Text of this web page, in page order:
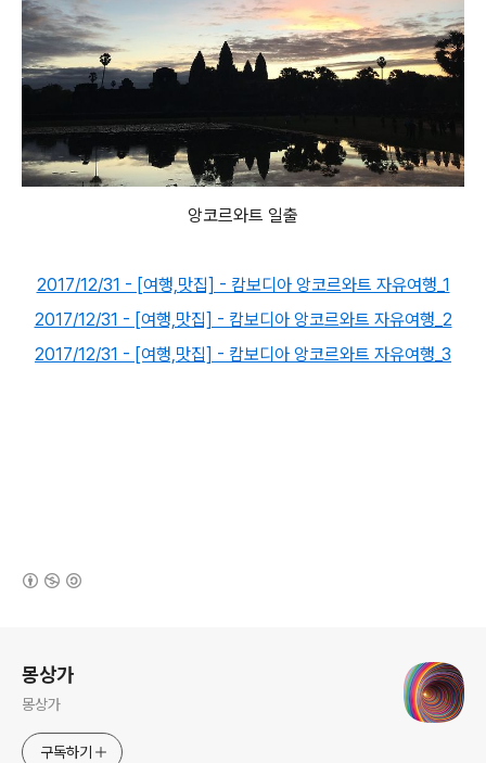
앙코르와트 일출
2017/12/31 - [여행,맛집] - 캄보디아 앙코르와트 자유여행_1
2017/12/31 - [여행,맛집] - 캄보디아 앙코르와트 자유여행_2
2017/12/31 - [여행,맛집] - 캄보디아 앙코르와트 자유여행_3
몽상가
몽상가
구독하기